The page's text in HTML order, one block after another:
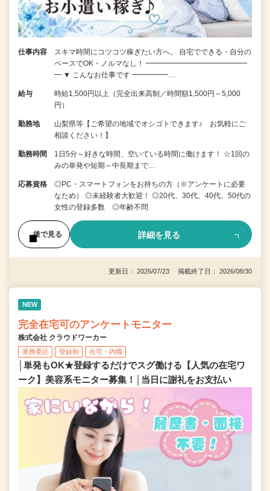
仕事内容
スキマ時間にコツコツ稼ぎたい方へ。 自宅でできる・自分の
ペースでOK・ノルマなし！ ━━━━━━━━━━━━━━
━ ▼ こんなお仕事です ━━━━━…
給与
時給1,500円以上（完全出来高制／時間額1,500円～5,000
円）
勤務地
山梨県等【ご希望の地域でオシゴトできます♪ お気軽にご
相談ください！】
勤務時間
1日5分～好きな時間、空いている時間に働けます！ ☆1回の
みの単発や短期～中長期まで…
応募資格
◎PC・スマートフォンをお持ちの方（※アンケートに必要
なため） ◎未経験者大歓迎！ ◎20代、30代、40代、50代の
女性の登録多数 ◎年齢不問
後で見る 詳細を見る
更新日： 2026/07/23 掲載終了日： 2026/08/30
NEW
完全在宅可のアンケートモニター
株式会社 クラウドワーカー
業務委託 登録制 在宅・内職
│単発もOK★登録するだけでスグ働ける【人気の在宅ワ
ーク】美容系モニター募集！│当日に謝礼をお支払い